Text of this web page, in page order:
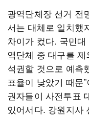
광역단체장 선거 전
서는 대체로 일치했
차이가 컸다. 국민
역단체 중 대구를
석권할 것으로 예측
표율이 낮았기 때문
권자들이 사전투표
있어서다. 강원지사